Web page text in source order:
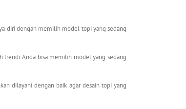
diri dengan memilih model topi yang sedang
trendi Anda bisa memilih model yang sedang
dilayani dengan baik agar desain topi yang